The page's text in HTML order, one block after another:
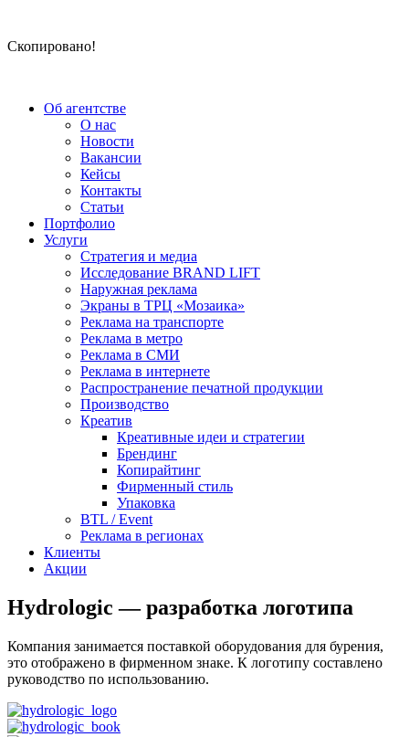
Скопировано!
Об агентстве
О нас
Новости
Вакансии
Кейсы
Контакты
Статьи
Портфолио
Услуги
Стратегия и медиа
Исследование BRAND LIFT
Наружная реклама
Экраны в ТРЦ «Мозаика»
Реклама на транспорте
Реклама в метро
Реклама в СМИ
Реклама в интернете
Распространение печатной продукции
Производство
Креатив
Креативные идеи и стратегии
Брендинг
Копирайтинг
Фирменный стиль
Упаковка
BTL / Event
Реклама в регионах
Клиенты
Акции
Hydrologic — разработка логотипа
Компания занимается поставкой оборудования для бурения,
это отображено в фирменном знаке. К логотипу составлено
руководство по использованию.